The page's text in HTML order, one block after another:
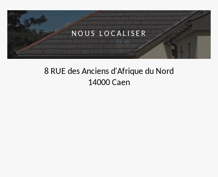
NOUS LOCALISER
8 RUE des Anciens d'Afrique du Nord
14000 Caen